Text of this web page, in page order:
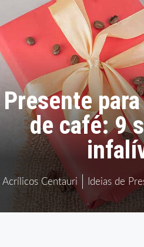
Presente
de café: 9
Acrílicos Centauri Ideias de